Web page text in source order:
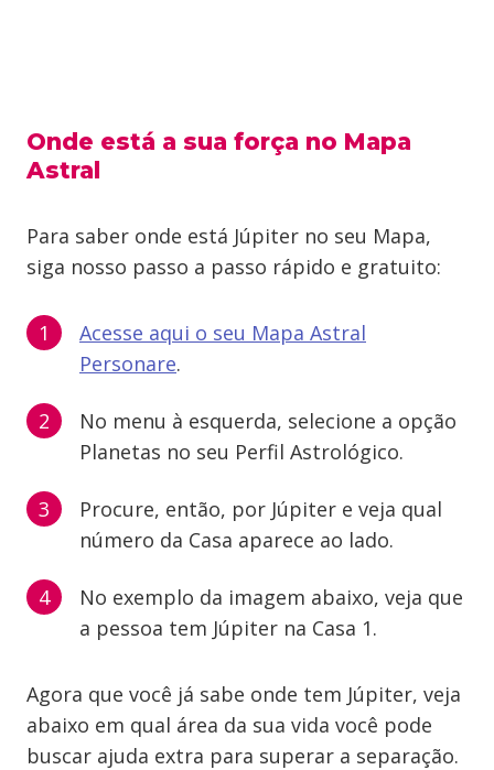
Onde está a sua força no Mapa
Astral
Para saber onde está Júpiter no seu Mapa,
siga nosso passo a passo rápido e gratuito:
Acesse aqui o seu Mapa Astral
Personare.
No menu à esquerda, selecione a opção
Planetas no seu Perfil Astrológico.
Procure, então, por Júpiter e veja qual
número da Casa aparece ao lado.
No exemplo da imagem abaixo, veja que
a pessoa tem Júpiter na Casa 1.
Agora que você já sabe onde tem Júpiter, veja
abaixo em qual área da sua vida você pode
buscar ajuda extra para superar a separação.